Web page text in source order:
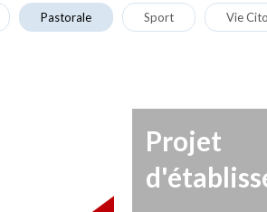
Pastorale Sport Vie
Projet